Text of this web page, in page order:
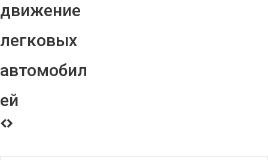
движение
легковых
автомобил
ей